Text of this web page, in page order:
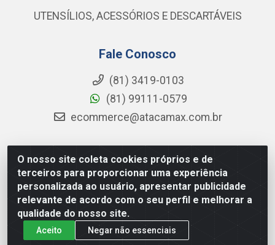
O nosso site coleta cookies próprios e de
terceiros para proporcionar uma experiência
personalizada ao usuário, apresentar publicidade
relevante de acordo com o seu perfil e melhorar a
qualidade do nosso site.
Aceito
Negar não essenciais
UTENSÍLIOS, ACESSÓRIOS E DESCARTÁVEIS
Fale Conosco
(81) 3419-0103
(81) 99111-0579
ecommerce@atacamax.com.br
Atacamax Importadora de Alimentos LTDA - RODOVIA BR-
101 - SUL, KM 79,60 GP E GALPAO:D - Muribeca, Jaboatão dos
Guararapes - PE, 54355-010 - CNPJ 08.305.623/0001-84